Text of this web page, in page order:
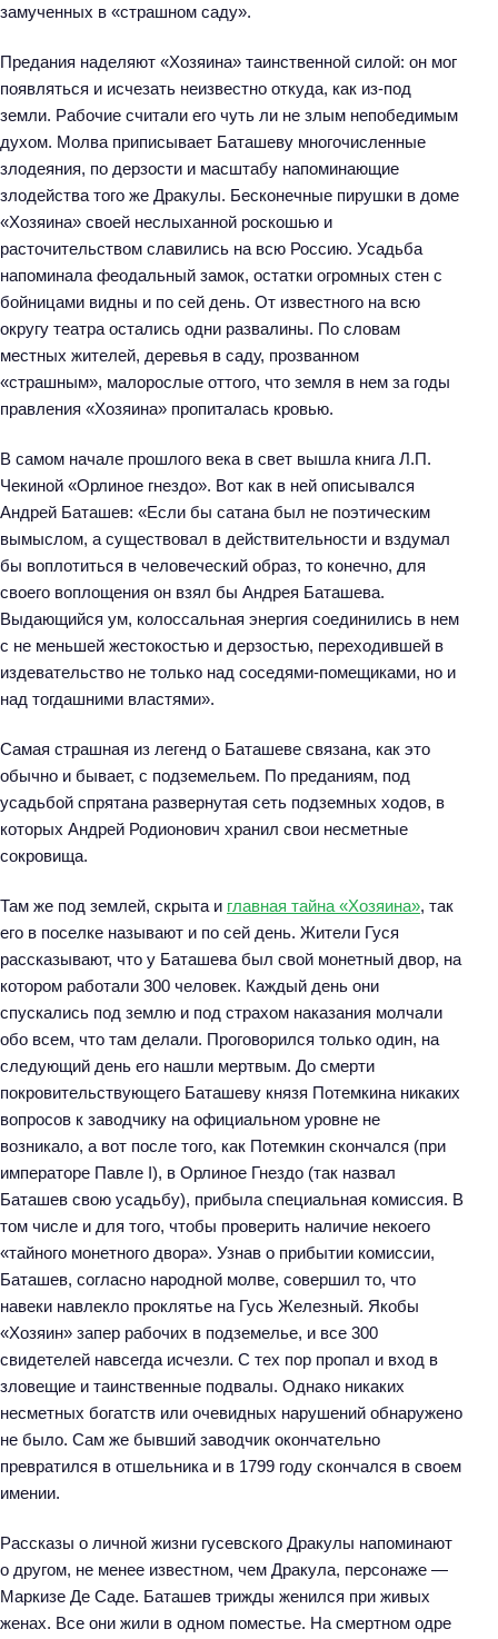
замученных в «страшном саду».
Предания наделяют «Хозяина» таинственной силой: он мог
появляться и исчезать неизвестно откуда, как из-под
земли. Рабочие считали его чуть ли не злым непобедимым
духом. Молва приписывает Баташеву многочисленные
злодеяния, по дерзости и масштабу напоминающие
злодейства того же Дракулы. Бесконечные пирушки в доме
«Хозяина» своей неслыханной роскошью и
расточительством славились на всю Россию. Усадьба
напоминала феодальный замок, остатки огромных стен с
бойницами видны и по сей день. От известного на всю
округу театра остались одни развалины. По словам
местных жителей, деревья в саду, прозванном
«страшным», малорослые оттого, что земля в нем за годы
правления «Хозяина» пропиталась кровью.
В самом начале прошлого века в свет вышла книга Л.П.
Чекиной «Орлиное гнездо». Вот как в ней описывался
Андрей Баташев: «Если бы сатана был не поэтическим
вымыслом, а существовал в действительности и вздумал
бы воплотиться в человеческий образ, то конечно, для
своего воплощения он взял бы Андрея Баташева.
Выдающийся ум, колоссальная энергия соединились в нем
с не меньшей жестокостью и дерзостью, переходившей в
издевательство не только над соседями-помещиками, но и
над тогдашними властями».
Самая страшная из легенд о Баташеве связана, как это
обычно и бывает, с подземельем. По преданиям, под
усадьбой спрятана развернутая сеть подземных ходов, в
которых Андрей Родионович хранил свои несметные
сокровища.
Там же под землей, скрыта и главная тайна «Хозяина», так
его в поселке называют и по сей день. Жители Гуся
рассказывают, что у Баташева был свой монетный двор, на
котором работали 300 человек. Каждый день они
спускались под землю и под страхом наказания молчали
обо всем, что там делали. Проговорился только один, на
следующий день его нашли мертвым. До смерти
покровительствующего Баташеву князя Потемкина никаких
вопросов к заводчику на официальном уровне не
возникало, а вот после того, как Потемкин скончался (при
императоре Павле I), в Орлиное Гнездо (так назвал
Баташев свою усадьбу), прибыла специальная комиссия. В
том числе и для того, чтобы проверить наличие некоего
«тайного монетного двора». Узнав о прибытии комиссии,
Баташев, согласно народной молве, совершил то, что
навеки навлекло проклятье на Гусь Железный. Якобы
«Хозяин» запер рабочих в подземелье, и все 300
свидетелей навсегда исчезли. С тех пор пропал и вход в
зловещие и таинственные подвалы. Однако никаких
несметных богатств или очевидных нарушений обнаружено
не было. Сам же бывший заводчик окончательно
превратился в отшельника и в 1799 году скончался в своем
имении.
Рассказы о личной жизни гусевского Дракулы напоминают
о другом, не менее известном, чем Дракула, персонаже —
Маркизе Де Саде. Баташев трижды женился при живых
женах. Все они жили в одном поместье. На смертном одре